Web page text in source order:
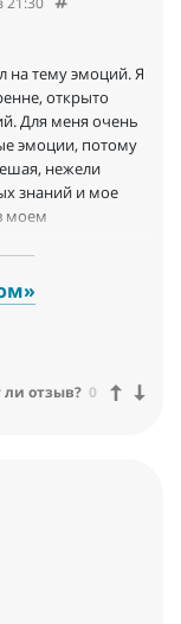
на тему эмоций. Я
открыто
Для меня очень
эмоции, потому
нежели
знаний и мое
моем
ли отзыв? 0